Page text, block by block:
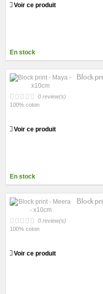
Voir ce produit
En stock
Block
0 review(s)
100% coton
Voir ce produit
En stock
Block
0 review(s)
100% coton
Voir ce produit